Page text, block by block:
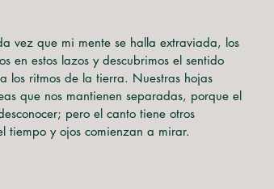
vez que mi mente se halla extraviada, los
en estos lazos y descubrimos el sentido
los ritmos de la tierra. Nuestras hojas
que nos mantienen separadas, porque el
pero el canto tiene otros
tiempo y ojos comienzan a mirar.